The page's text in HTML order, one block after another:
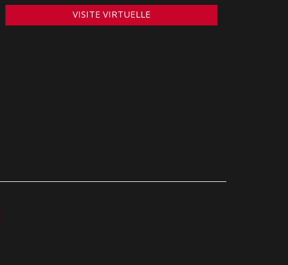
VISITE VIRTUELLE